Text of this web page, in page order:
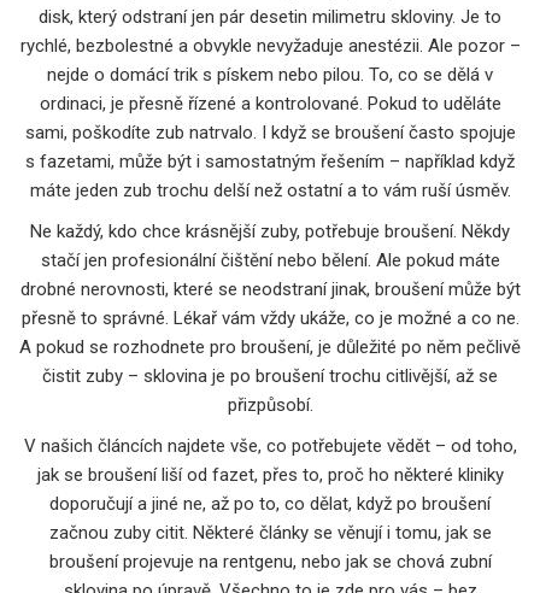
disk, který odstraní jen pár desetin milimetru skloviny. Je to
rychlé, bezbolestné a obvykle nevyžaduje anestézii. Ale pozor –
nejde o domácí trik s pískem nebo pilou. To, co se dělá v
ordinaci, je přesně řízené a kontrolované. Pokud to uděláte
sami, poškodíte zub natrvalo. I když se broušení často spojuje
s fazetami, může být i samostatným řešením – například když
máte jeden zub trochu delší než ostatní a to vám ruší úsměv.
Ne každý, kdo chce krásnější zuby, potřebuje broušení. Někdy
stačí jen profesionální čištění nebo bělení. Ale pokud máte
drobné nerovnosti, které se neodstraní jinak, broušení může být
přesně to správné. Lékař vám vždy ukáže, co je možné a co ne.
A pokud se rozhodnete pro broušení, je důležité po něm pečlivě
čistit zuby – sklovina je po broušení trochu citlivější, až se
přizpůsobí.
V našich článcích najdete vše, co potřebujete vědět – od toho,
jak se broušení liší od fazet, přes to, proč ho některé kliniky
doporučují a jiné ne, až po to, co dělat, když po broušení
začnou zuby citit. Některé články se věnují i tomu, jak se
broušení projevuje na rentgenu, nebo jak se chová zubní